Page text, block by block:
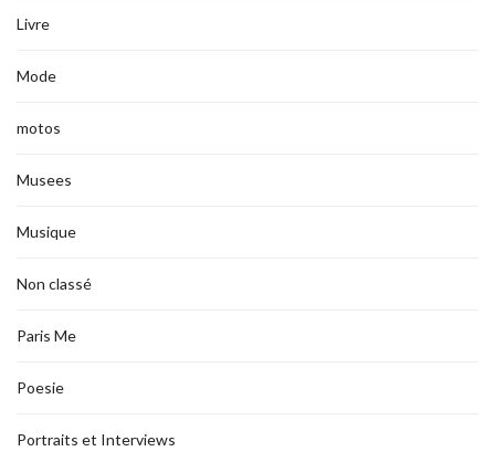
Livre
Mode
motos
Musees
Musique
Non classé
Paris Me
Poesie
Portraits et Interviews